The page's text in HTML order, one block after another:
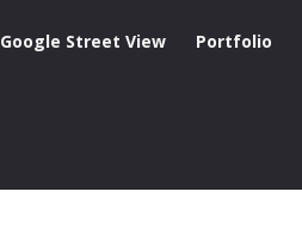
Google Street View Portfolio